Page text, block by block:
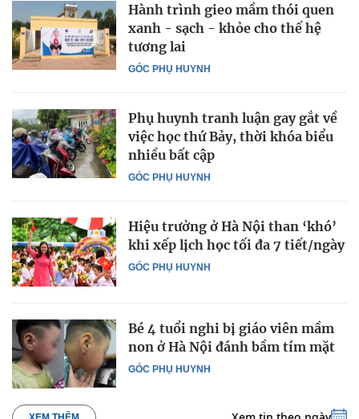
GÓC PHỤ HUYNH
Hành trình gieo mầm thói quen
xanh - sạch - khỏe cho thế hệ
tương lai
GÓC PHỤ HUYNH
Phụ huynh tranh luận gay gắt về
việc học thứ Bảy, thời khóa biểu
nhiều bất cập
GÓC PHỤ HUYNH
Hiệu trưởng ở Hà Nội than ‘khó’
khi xếp lịch học tối đa 7 tiết/ngày
GÓC PHỤ HUYNH
Bé 4 tuổi nghi bị giáo viên mầm
non ở Hà Nội đánh bầm tím mặt